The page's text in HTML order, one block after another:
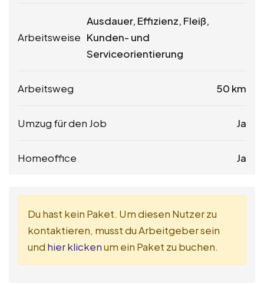
Arbeitsweise
Ausdauer, Effizienz, Fleiß,
Kunden- und
Serviceorientierung
Arbeitsweg 50 km
Umzug für den Job Ja
Homeoffice Ja
Du hast kein Paket. Um diesen Nutzer zu
kontaktieren, musst du Arbeitgeber sein
und hier klickenum ein Paket zu buchen.